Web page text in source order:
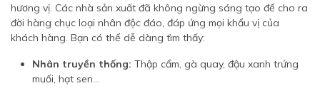
hương vị. Các nhà sản xuất đã không ngừng sáng tạo để cho ra
đời hàng chục loại nhân độc đáo, đáp ứng mọi khẩu vị của
khách hàng. Bạn có thể dễ dàng tìm thấy:
Nhân truyền thống: Thập cẩm, gà quay, đậu xanh trứng
muối, hạt sen...